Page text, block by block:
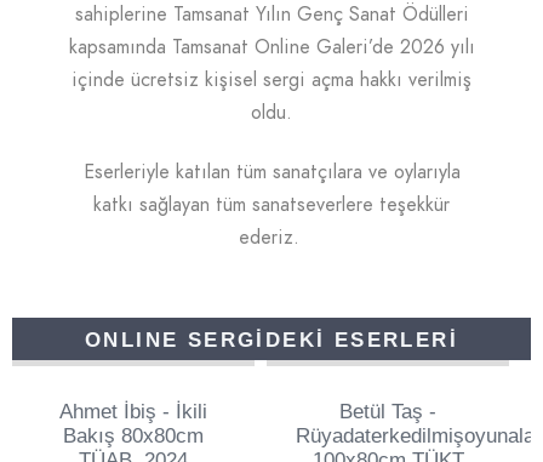
sahiplerine Tamsanat Yılın Genç Sanat Ödülleri
kapsamında Tamsanat Online Galeri’de 2026 yılı
içinde ücretsiz kişisel sergi açma hakkı verilmiş
oldu.
Eserleriyle katılan tüm sanatçılara ve oylarıyla
katkı sağlayan tüm sanatseverlere teşekkür
ederiz.
ONLINE SERGİDEKİ ESERLERİ
82
Ahmet İbiş - İkili
Bakış 80x80cm
Betül Taş -